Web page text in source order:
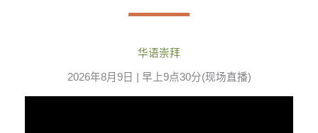
华语崇拜
2026年8月9日 | 早上9点30分(现场直播)